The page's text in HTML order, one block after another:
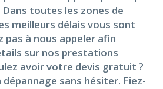
toutes les zones de
meilleurs délais vous sont
pas à nous appeler afin
sur nos prestations
avoir votre devis gratuit ?
sans hésiter. Fiez-